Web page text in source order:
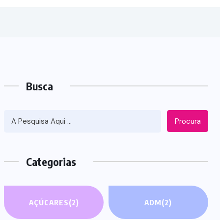
Busca
Procura
Categorias
AÇÚCARES(2) ADM(2)